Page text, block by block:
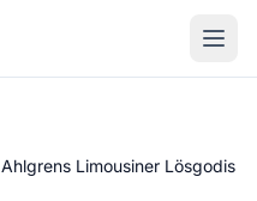
Ahlgrens Limousiner Lösgodis